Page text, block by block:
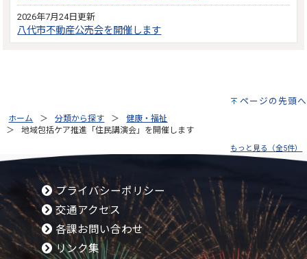
2026年7月24日更新
八代市不動産公売会を開催します
ページの先頭へ
ホーム 分類から探す
健康・福祉
地域包括ケア推進「住民講演会」を開催します
もっと見る（全5件）
プライバシーポリシー
交通アクセス
各課お問い合わせ
リンク集